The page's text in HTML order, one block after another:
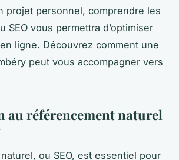
projet personnel, comprendre les
SEO vous permettra d’optimiser
ligne. Découvrez comment une
peut vous accompagner vers
référencement naturel
ou SEO, est essentiel pour